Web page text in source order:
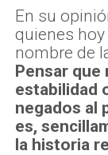
En su
quienes
nombre de
Pensar que
estabilidad
negados al
es,
la historia